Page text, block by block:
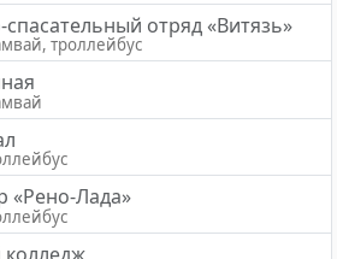
отряд «Витязь»
троллейбус
«Рено-Лада»